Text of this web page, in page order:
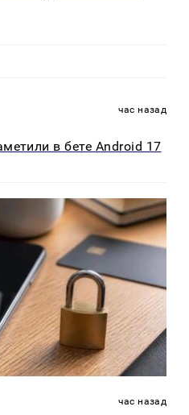
час назад
в бете Android 17
час назад